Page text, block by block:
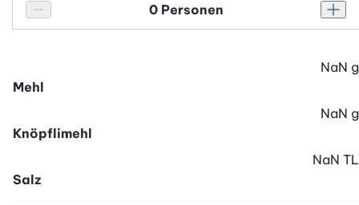
Personenanzahl verringern
Personenanzahl
Mehl
NaN g
Knöpflimehl
NaN g
Salz
NaN TL